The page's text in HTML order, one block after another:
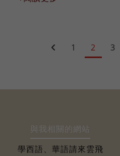
1 2 3
與我相關的網站
學西語、華語請來雲飛